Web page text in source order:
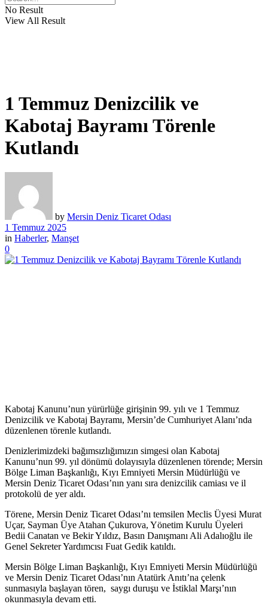
No Result
View All Result
1 Temmuz Denizcilik ve
Kabotaj Bayramı Törenle
Kutlandı
by Mersin Deniz Ticaret Odası
1 Temmuz 2025
in Haberler, Manşet
0
Kabotaj Kanunu’nun yürürlüğe girişinin 99. yılı ve 1 Temmuz
Denizcilik ve Kabotaj Bayramı, Mersin’de Cumhuriyet Alanı’nda
düzenlenen törenle kutlandı.
Denizlerimizdeki bağımsızlığımızın simgesi olan Kabotaj
Kanunu’nun 99. yıl dönümü dolayısıyla düzenlenen törende; Mersin
Bölge Liman Başkanlığı, Kıyı Emniyeti Mersin Müdürlüğü ve
Mersin Deniz Ticaret Odası’nın yanı sıra denizcilik camiası ve il
protokolü de yer aldı.
Törene, Mersin Deniz Ticaret Odası’nı temsilen Meclis Üyesi Murat
Uçar, Sayman Üye Atahan Çukurova, Yönetim Kurulu Üyeleri
Bedii Canatan ve Bekir Yıldız, Basın Danışmanı Ali Adalıoğlu ile
Genel Sekreter Yardımcısı Fuat Gedik katıldı.
Mersin Bölge Liman Başkanlığı, Kıyı Emniyeti Mersin Müdürlüğü
ve Mersin Deniz Ticaret Odası’nın Atatürk Anıtı’na çelenk
sunmasıyla başlayan tören, saygı duruşu ve İstiklal Marşı’nın
okunmasıyla devam etti.